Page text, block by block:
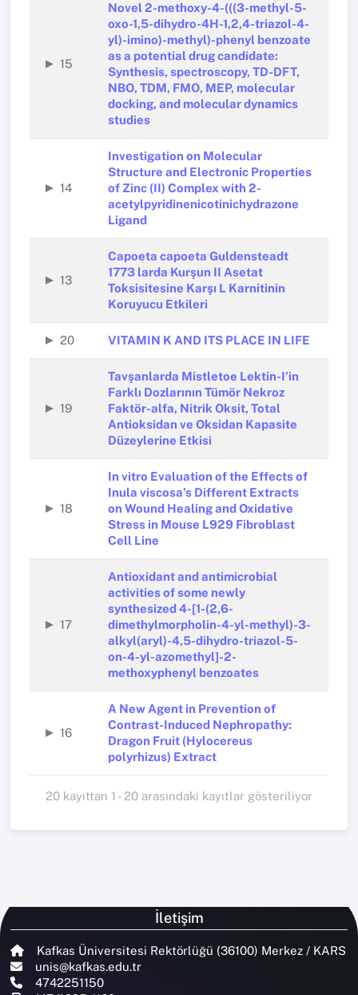
15
Novel 2-methoxy-4-(((3-methyl-5-
oxo-1,5-dihydro-4H-1,2,4-triazol-4-
yl)-imino)-methyl)-phenyl benzoate
as a potential drug candidate:
Synthesis, spectroscopy, TD-DFT,
NBO, TDM, FMO, MEP, molecular
docking, and molecular dynamics
studies
14
Investigation on Molecular
Structure and Electronic Properties
of Zinc (II) Complex with 2-
acetylpyridinenicotinichydrazone
Ligand
13
Capoeta capoeta Guldensteadt
1773 larda Kurşun II Asetat
Toksisitesine Karşı L Karnitinin
Koruyucu Etkileri
20 VITAMIN K AND ITS PLACE IN LIFE
19
Tavşanlarda Mistletoe Lektin-I’in
Farklı Dozlarının Tümör Nekroz
Faktör-alfa, Nitrik Oksit, Total
Antioksidan ve Oksidan Kapasite
Düzeylerine Etkisi
18
In vitro Evaluation of the Effects of
Inula viscosa’s Different Extracts
on Wound Healing and Oxidative
Stress in Mouse L929 Fibroblast
Cell Line
17
Antioxidant and antimicrobial
activities of some newly
synthesized 4-[1-(2,6-
dimethylmorpholin-4-yl-methyl)-3-
alkyl(aryl)-4,5-dihydro-triazol-5-
on-4-yl-azomethyl]-2-
methoxyphenyl benzoates
16
A New Agent in Prevention of
Contrast-Induced Nephropathy:
Dragon Fruit (Hylocereus
polyrhizus) Extract
20 kayıttan 1 - 20 arasındaki kayıtlar gösteriliyor
İletişim
Kafkas Üniversitesi Rektörlüğü (36100) Merkez / KARS
unis@kafkas.edu.tr
4742251150